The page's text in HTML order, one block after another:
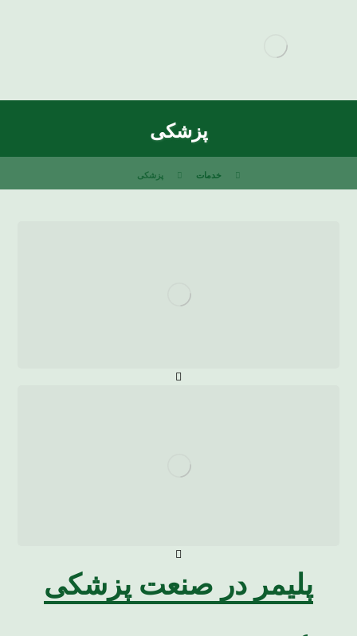
پزشکی
خدمات پزشکی
پلیمر در صنعت پزشکی